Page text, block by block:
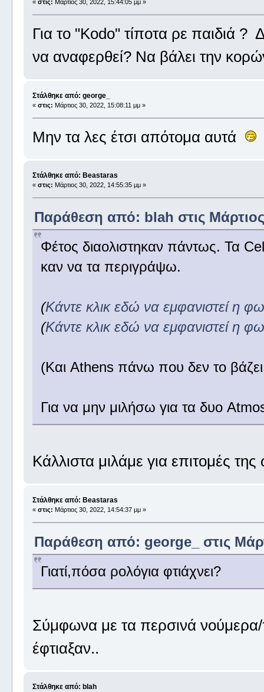
« στις: Μάρτιος 30, 2022, 15:44:05 μμ »
Για το "Kodo" τίποτα ρε παιδιά ?
να αναφερθεί? Να βάλει την
Στάλθηκε από: george_
« στις: Μάρτιος 30, 2022, 15:08:11 μμ »
Μην τα λες έτσι απότομα αυτά
Στάλθηκε από: Beastaras
« στις: Μάρτιος 30, 2022, 14:55:35 μμ »
Παράθεση από: blah στις
Φέτος διαολιστηκαν πάντως. Τα
καν να τα περιγράψω.
(Κάντε κλικ εδώ να εμφανιστεί η
(Κάντε κλικ εδώ να εμφανιστεί η
(Και Athens πάνω που δεν το
Για να μην μιλήσω για τα δυο
Κάλλιστα μιλάμε για επιτομές
Στάλθηκε από: Beastaras
« στις: Μάρτιος 30, 2022, 14:54:37 μμ »
Παράθεση από: george_ στις
Γιατί,πόσα ρολόγια φτιάχνει?
Σύμφωνα με τα περσινά
έφτιαξαν..
Στάλθηκε από: blah